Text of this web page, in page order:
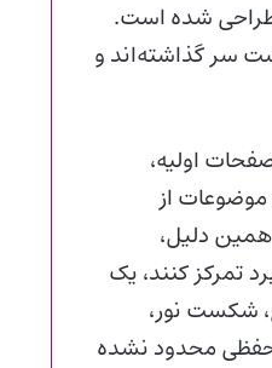
طراحی شده است.
سر گذاشته‌اند و
اولیه،
از
دلیل،
تمرکز کنند، یک
شکست نور،
حفظی محدود نشده